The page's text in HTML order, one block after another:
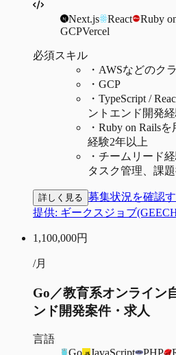
Next.js React Ruby
GCPVercel
必須スキル
・ AWSなどのク
・ GCP
・ TypeScript /
ントエンド開発
・ Ruby on Rails
経験2年以上
・ チームリード
タスク管理、課題
詳しく見る 募集状況を確認
提供: ギークスジョブ
1,100,000円
/月
Go／教育系オンライン
ンド開発案件・求人
言語